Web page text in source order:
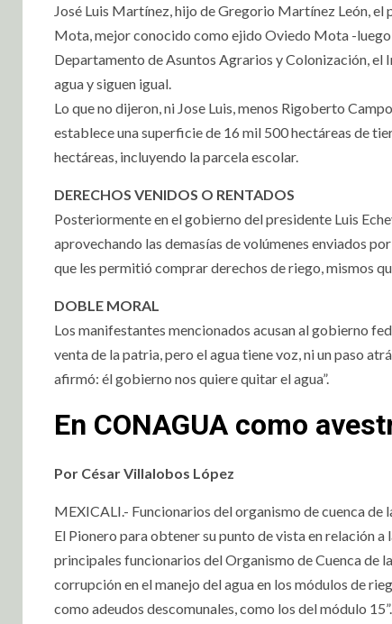
José Luis Martínez, hijo de Gregorio Martínez León,
Mota, mejor conocido como ejido Oviedo Mota -
Departamento de Asuntos Agrarios y Colonización, el
agua y siguen igual.
Lo que no dijeron, ni Jose Luis, menos Rigoberto
establece una superficie de 16 mil 500 hectáreas de
hectáreas, incluyendo la parcela escolar.
DERECHOS VENIDOS O RENTADOS
Posteriormente en el gobierno del presidente Luis
aprovechando las demasías de volúmenes enviados
que les permitió comprar derechos de riego, mismos
DOBLE MORAL
Los manifestantes mencionados acusan al gobierno
venta de la patria, pero el agua tiene voz, ni un paso
afirmó: él gobierno nos quiere quitar el agua”.
En CONAGUA como
Por César Villalobos López
MEXICALI.- Funcionarios del organismo de cuenca
El Pionero para obtener su punto de vista en relación
principales funcionarios del Organismo de Cuenca de
corrupción en el manejo del agua en los módulos de
como adeudos descomunales, como los del módulo 15”.